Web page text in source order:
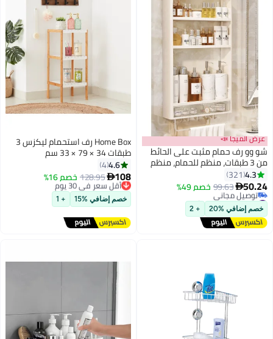
عرض الميجا 📣
شو وو رف حمام مثبت على الحائط
من 3 طبقات، منظم للحمام، منظم
للمكياج مع خطافات ودرج للحمام
4.3
321
50.24
99.63خصم 49%
#10 في منظمات أدوات الاستحمام
أقل سعر في السنة
توصيل مجاني
#10 في منظمات أدوات الاستحمام
خصم إضافي %20 + 2
Home Box رف استحمام ليكزس 3
طبقات 34 × 79 × 33 سم
4.6
4
108
128.95خصم 16% أقل سعر في 30 يوم
توصيل مجاني
أقل سعر في 30 يوم
خصم إضافي %15 + 1